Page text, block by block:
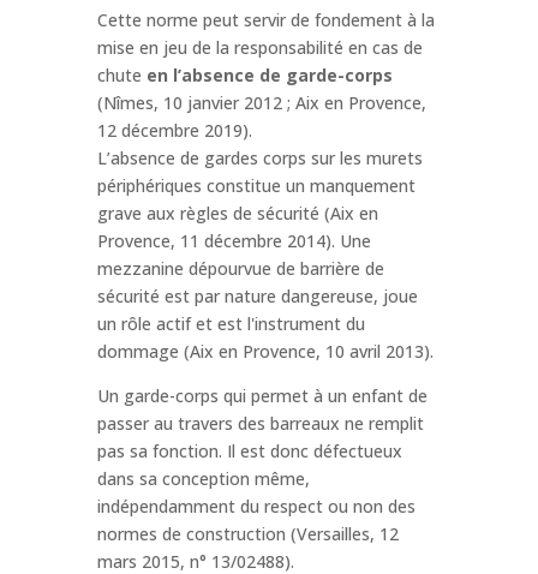
Cette norme peut servir de fondement à la
mise en jeu de la responsabilité en cas de
chute en l’absence de garde-corps
(Nîmes, 10 janvier 2012 ; Aix en Provence,
12 décembre 2019).
L’absence de gardes corps sur les murets
périphériques constitue un manquement
grave aux règles de sécurité (Aix en
Provence, 11 décembre 2014). Une
mezzanine dépourvue de barrière de
sécurité est par nature dangereuse, joue
un rôle actif et est l'instrument du
dommage (Aix en Provence, 10 avril 2013).
Un garde-corps qui permet à un enfant de
passer au travers des barreaux ne remplit
pas sa fonction. Il est donc défectueux
dans sa conception même,
indépendamment du respect ou non des
normes de construction (Versailles, 12
mars 2015, n° 13/02488).